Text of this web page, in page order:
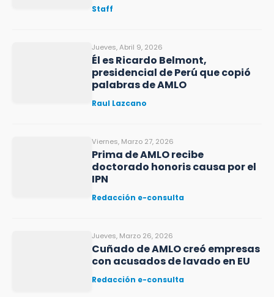
Staff
Jueves, Abril 9, 2026
Él es Ricardo Belmont,
presidencial de Perú que copió
palabras de AMLO
Raul Lazcano
Viernes, Marzo 27, 2026
Prima de AMLO recibe
doctorado honoris causa por el
IPN
Redacción e-consulta
Jueves, Marzo 26, 2026
Cuñado de AMLO creó empresas
con acusados de lavado en EU
Redacción e-consulta